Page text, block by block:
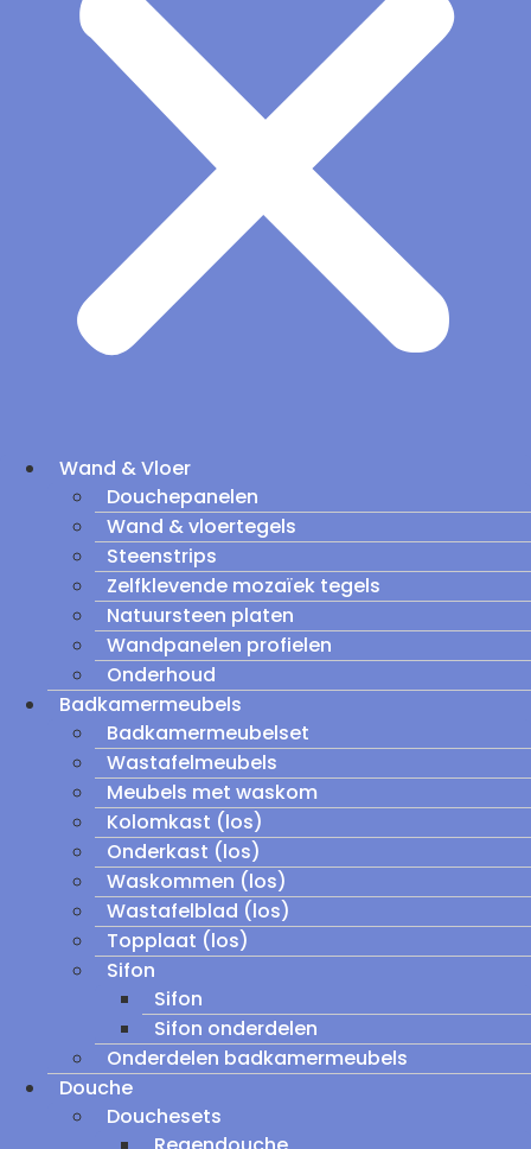
Wand & Vloer
Douchepanelen
Wand & vloertegels
Steenstrips
Zelfklevende mozaïek tegels
Natuursteen platen
Wandpanelen profielen
Onderhoud
Badkamermeubels
Badkamermeubelset
Wastafelmeubels
Meubels met waskom
Kolomkast (los)
Onderkast (los)
Waskommen (los)
Wastafelblad (los)
Topplaat (los)
Sifon
Sifon
Sifon onderdelen
Onderdelen badkamermeubels
Douche
Douchesets